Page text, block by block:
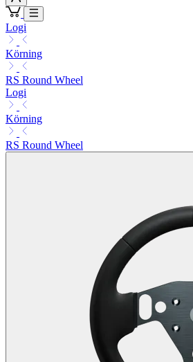
Logi
Körning
RS Round Wheel
Logi
Körning
RS Round Wheel